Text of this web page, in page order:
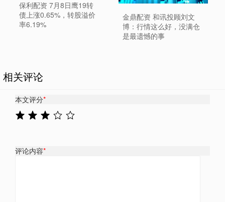
保利配资 7月8日鹰19转
债上涨0.65%，转股溢价
率6.19%
金鼎配资 和讯投顾刘文
博：行情这么好，没满仓
是最遗憾的事
相关评论
本文评分*
评论内容*